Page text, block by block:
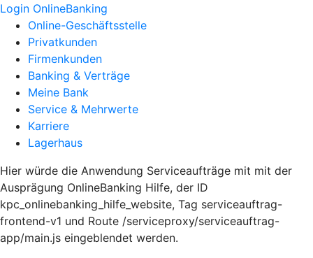
Login OnlineBanking
Online-Geschäftsstelle
Privatkunden
Firmenkunden
Banking & Verträge
Meine Bank
Service & Mehrwerte
Karriere
Lagerhaus
Hier würde die Anwendung Serviceaufträge mit mit der
Ausprägung OnlineBanking Hilfe, der ID
kpc_onlinebanking_hilfe_website, Tag serviceauftrag-
frontend-v1 und Route /serviceproxy/serviceauftrag-
app/main.js eingeblendet werden.